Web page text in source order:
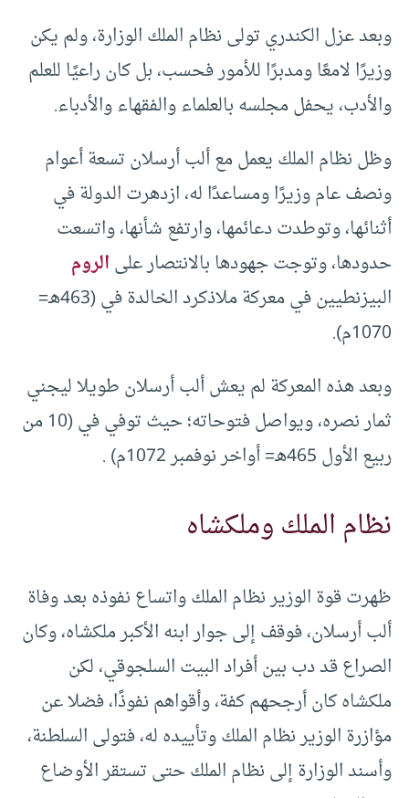
وبعد عزل الكندري تولى نظام الملك الوزارة، ولم يكن
وزيرًا لامعًا ومدبرًا للأمور فحسب، بل كان راعيًا للعلم
والأدب، يحفل مجلسه بالعلماء والفقهاء والأدباء.
وظل نظام الملك يعمل مع ألب أرسلان تسعة أعوام
ونصف عام وزيرًا ومساعدًا له، ازدهرت الدولة في
أثنائها، وتوطدت دعائمها، وارتفع شأنها، واتسعت
حدودها، وتوجت جهودها بالانتصار علىالروم
البيزنطيين في معركة ملاذكرد الخالدة في (463هـ=
1070م).
وبعد هذه المعركة لم يعش ألب أرسلان طويلا ليجني
ثمار نصره، ويواصل فتوحاته؛ حيث توفي في (10 من
ربيع الأول 465هـ= أواخر نوفمبر 1072م) .
نظام الملك وملكشاه
ظهرت قوة الوزير نظام الملك واتساع نفوذه بعد وفاة
ألب أرسلان، فوقف إلى جوار ابنه الأكبر ملكشاه، وكان
الصراع قد دب بين أفراد البيت السلجوقي، لكن
ملكشاه كان أرجحهم كفة، وأقواهم نفوذًا، فضلا عن
مؤازرة الوزير نظام الملك وتأييده له، فتولى السلطنة،
وأسند الوزارة إلى نظام الملك حتى تستقر الأوضاع